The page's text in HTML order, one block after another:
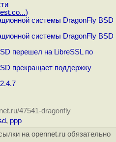
)
системы DragonFly BSD
системы DragonFly BSD
перешел на LibreSSL по
прекращает поддержку
47541-dragonfly
, ppp
на opennet.ru обязательно